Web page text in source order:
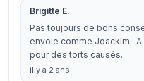
Brigitte E.
Pas toujours de bons
envoie comme Joackim :
pour des torts causés.
il y a 2 ans